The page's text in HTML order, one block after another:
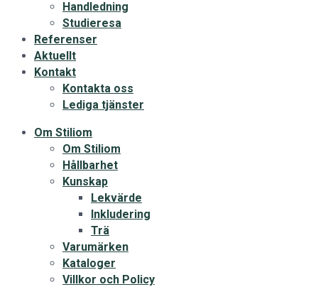
Handledning
Studieresa
Referenser
Aktuellt
Kontakt
Kontakta oss
Lediga tjänster
Om Stiliom
Om Stiliom
Hållbarhet
Kunskap
Lekvärde
Inkludering
Trä
Varumärken
Kataloger
Villkor och Policy